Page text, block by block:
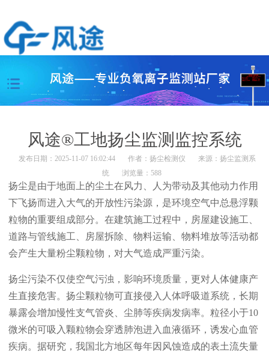
风途®工地扬尘监测监控系统
发布日期：2025-11-07 16:02:44 作者： 扬尘检测仪 来源： 扬尘监测系
统
浏览量：588
扬尘是由于地面上的尘土在风力、人为带动及其他动力作用
下飞扬而进入大气的开放性污染源，是环境空气中总悬浮颗
粒物的重要组成部分。在建筑施工过程中，房屋建设施工、
道路与管线施工、房屋拆除、物料运输、物料堆放等活动都
会产生大量粉尘颗粒物，对大气造成严重污染。
扬尘污染不仅使空气污浊，影响环境质量，更对人体健康产
生直接危害。扬尘颗粒物可直接侵入人体呼吸道系统，长期
暴露会增加慢性支气管炎、尘肺等疾病发病率。粒径小于10
微米的可吸入颗粒物会穿透肺泡进入血液循环，诱发心血管
疾病。据研究，我国北方地区每年因风蚀造成的表土流失量